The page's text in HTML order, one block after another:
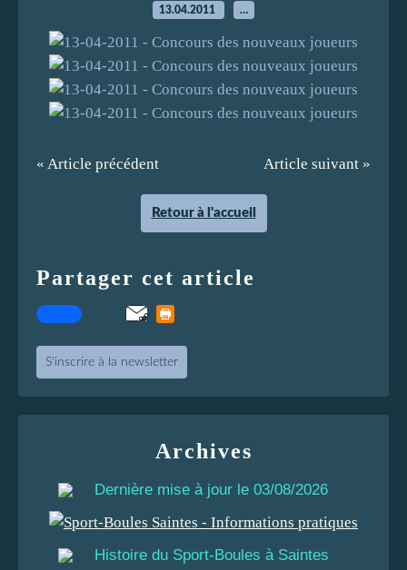
13.04.2011 …
« Article précédent Article suivant »
Retour à l'accueil
Partager cet article
S'inscrire à la newsletter
Archives
Dernière mise à jour le 03/08/2026
Histoire du Sport-Boules à Saintes